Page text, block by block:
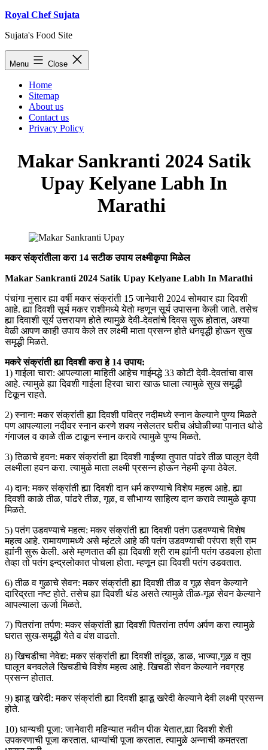
Skip
content
Royal Chef Sujata
Sujata's Food Site
Menu Close
Home
Sitemap
About us
Contact us
Privacy Policy
Makar Sankranti 2024 Satik
Upay Kelyane Labh In
Marathi
मकर संक्रांतीला करा 14 सटीक उपाय लक्ष्मीकृपा मिळेल
Makar Sankranti 2024 Satik Upay Kelyane Labh In Marathi
पंचांगा नुसार ह्या वर्षी मकर संक्रांती 15 जानेवारी 2024 सोमवार ह्या दिवशी
आहे. ह्या दिवशी सूर्य मकर राशीमध्ये येतो म्हणून सूर्य उपासना केली जाते. तसेच
ह्या दिवाशी सूर्य उत्तरायण होते त्यामुळे देवी-देवतांचे दिवस सुरू होतात, अश्या
वेळी आपण काही उपाय केले तर लक्ष्मी माता प्रसन्न होते धनवृद्धी होऊन सुख
समृद्धी मिळते.
मकरे संक्रांती ह्या दिवशी करा हे 14 उपाय:
1) गाईला चारा: आपल्याला माहिती आहेच गाईमद्धे 33 कोटी देवी-देवतांचा वास
आहे. त्यामुळे ह्या दिवशी गाईला हिरवा चारा खाऊ घाला त्यामुळे सुख समृद्धी
टिकून राहते.
2) स्नान: मकर संक्रांती ह्या दिवशी पवित्र नदीमध्ये स्नान केल्याने पुण्य मिळते
पण आपल्याला नदीवर स्नान करणे शक्य नसेलतर घरीच अंघोळीच्या पानात थोडे
गंगाजल व काळे तीळ टाकून स्नान करावे त्यामुळे पुण्य मिळते.
3) तिळाचे हवन: मकर संक्रांती ह्या दिवशी गाईच्या तुपात पांढरे तीळ घालून देवी
लक्ष्मीला हवन करा. त्यामुळे माता लक्ष्मी प्रसन्न होऊन नेहमी कृपा ठेवेल.
4) दान: मकर संक्रांती ह्या दिवशी दान धर्म करण्याचे विशेष महत्व आहे. ह्या
दिवशी काळे तीळ, पांढरे तीळ, गूळ, व सौभाग्य साहित्य दान करावे त्यामुळे कृपा
मिळते.
5) पतंग उडवण्याचे महत्व: मकर संक्रांती ह्या दिवशी पतंग उडवण्याचे विशेष
महत्व आहे. रामायणामध्ये असे म्हंटले आहे की पतंग उडवण्याची परंपरा श्री राम
ह्यांनी सुरू केली. असे म्हणतात की ह्या दिवशी श्री राम ह्यांनी पतंग उडवला होता
तेव्हा तो पतंग इन्द्रलोकात पोचला होता. म्हणून ह्या दिवशी पतंग उडवतात.
6) तीळ व गुळाचे सेवन: मकर संक्रांती ह्या दिवशी तीळ व गूळ सेवन केल्याने
दारिद्रता नष्ट होते. तसेच ह्या दिवशी थंड असते त्यामुळे तीळ-गूळ सेवन केल्याने
आपल्याला ऊर्जा मिळते.
7) पितरांना तर्पण: मकर संक्रांती ह्या दिवशी पितरांना तर्पण अर्पण करा त्यामुळे
घरात सुख-समृद्धी येते व वंश वाढतो.
8) खिचडीचा नेवेद्य: मकर संक्रांती ह्या दिवशी तांदूळ, डाळ, भाज्या,गूळ व तूप
घालून बनवलेले खिचडीचे विशेष महत्व आहे. खिचडी सेवन केल्याने नवग्रह
प्रसन्न होतात.
9) झाडू खरेदी: मकर संक्रांती ह्या दिवशी झाडू खरेदी केल्याने देवी लक्ष्मी प्रसन्न
होते.
10) धान्यची पूजा: जानेवारी महिन्यात नवीन पीक येतात,ह्या दिवशी शेती
उपकरणाची पूजा करतात. धान्यांची पूजा करतात. त्यामुळे अन्नाची कमतरता